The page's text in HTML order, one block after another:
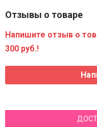
Отзывы о товаре
Напишите отзыв о
300 руб.!